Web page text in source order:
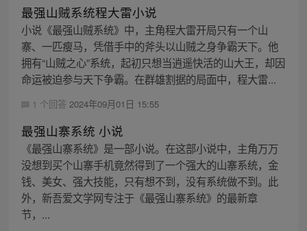
最强山贼系统程大雷小说
小说《最强山贼系统》中，主角程大雷开局只有一个山
寨、一匹瘦马，凭借手中的斧头以山贼之身争霸天下。他
拥有“山贼之心”系统，起初只想当逍遥快活的山大王，却因
命运被迫参与天下争霸。在群雄割据的局面中，程大雷...
1 个回答 2024年09月01日 15:55
最强山寨系统 小说
《最强山寨系统》是一部小说。在这部小说中，主角万万
没想到买个山寨手机竟然得到了一个强大的山寨系统，金
钱、美女、强大技能，只有想不到，没有系统做不到。此
外，新吾爱文学网专注于《最强山寨系统》的最新章
节，...